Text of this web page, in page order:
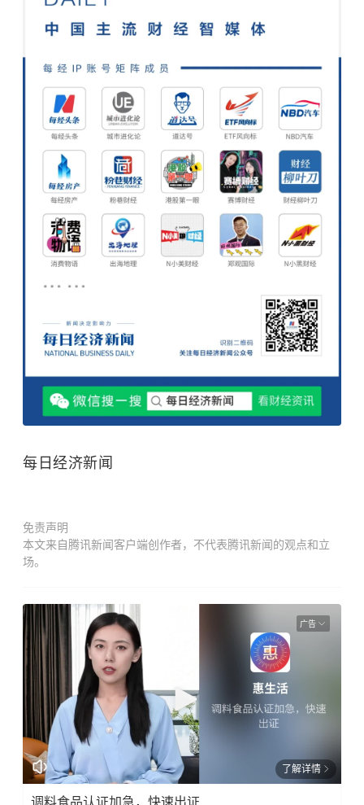
每日经济新闻
免责声明
本文来自腾讯新闻客户端创作者，不代表腾讯新闻的观点和立
场。
广告
了解详情
调料食品认证加急，快速出证